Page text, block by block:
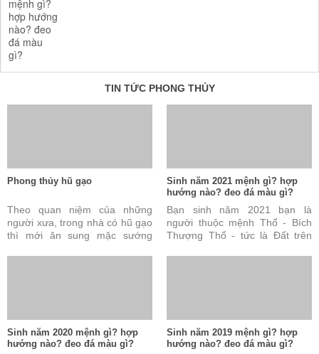
TIN TỨC PHONG THỦY
Phong thủy hũ gạo
Theo quan niệm của những
người xưa, trong nhà có hũ gạo
thì mới ăn sung mặc sướng
Sinh năm 2021 mệnh gì? hợp
hướng nào? đeo đá màu gì?
Bạn sinh năm 2021 bạn là
người thuộc mệnh Thổ - Bích
Thượng Thổ - tức là Đất trên
Sinh năm 2020 mệnh gì? hợp
hướng nào? đeo đá màu gì?
Sinh năm 2019 mệnh gì? hợp
hướng nào? đeo đá màu gì?